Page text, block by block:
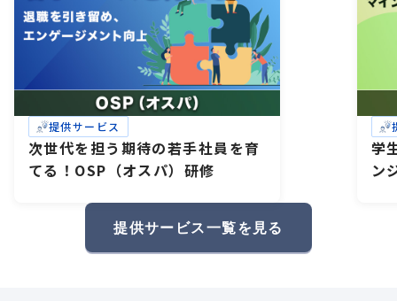
提供サービス
次世代を担う期待の若手社員を育
てる！OSP（オスパ）研修
学
ン
提供サービス一覧を見る